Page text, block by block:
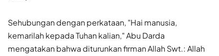
Sehubungan dengan perkataan, "Hai manusia,
kemarilah kepada Tuhan kalian," Abu Darda
mengatakan bahwa diturunkan firman Allah Swt.: Allah